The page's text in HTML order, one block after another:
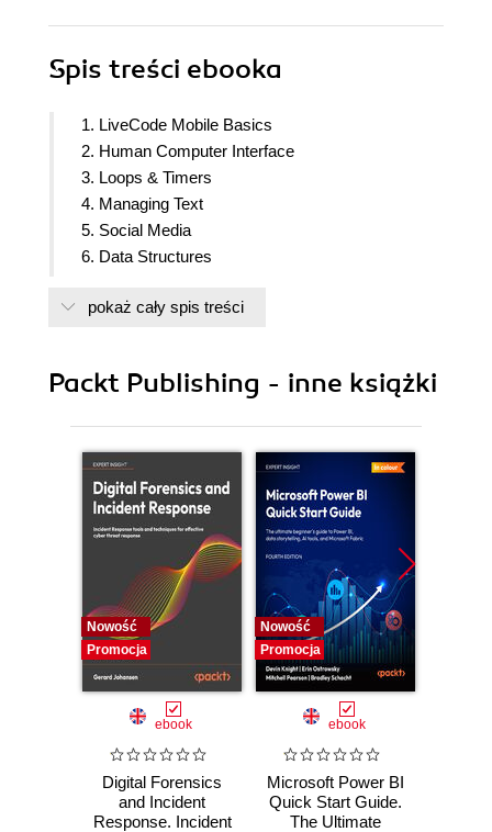
Spis treści ebooka
1. LiveCode Mobile Basics
2. Human Computer Interface
3. Loops & Timers
4. Managing Text
5. Social Media
6. Data Structures
8. Using MobGUI
pokaż cały spis treści
Packt Publishing - inne książki
Nowość
Promocja
ebook
Digital Forensics
and Incident
Response. Incident
Nowość
Promocja
ebook
Microsoft Power BI
Quick Start Guide.
The Ultimate